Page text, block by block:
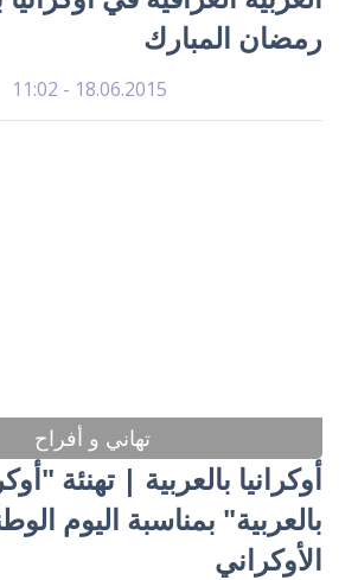
رمضان المبارك
18.06.2015 - 11:02
تهاني و أفراح
أوكرانيا بالعربية | تهنئة
بالعربية" بمناسبة اليوم
الأوكراني